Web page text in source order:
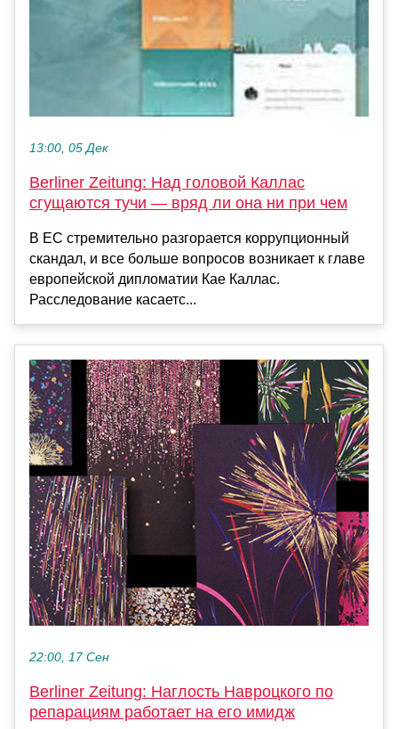
13:00, 05 Дек
Berliner Zeitung: Над головой Каллас
сгущаются тучи — вряд ли она ни при чем
В ЕС стремительно разгорается коррупционный
скандал, и все больше вопросов возникает к главе
европейской дипломатии Кае Каллас.
Расследование касаетс...
22:00, 17 Сен
Berliner Zeitung: Наглость Навроцкого по
репарациям работает на его имидж